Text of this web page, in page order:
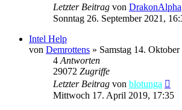
Letzter Beitrag von DrakonAlpha
Sonntag 26. September 2021,
Intel Help
von Demrottens » Samstag 14.
4 Antworten
29072 Zugriffe
Letzter Beitrag von blotunga
Mittwoch 17. April 2019, 17:35